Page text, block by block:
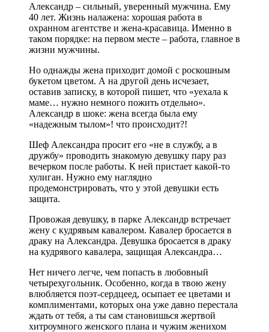
Александр – сильный, уверенный мужчина. Ему
40 лет. Жизнь налажена: хорошая работа в
охранном агентстве и жена-красавица. Именно в
таком порядке: на первом месте – работа, главное в
жизни мужчины.
Но однажды жена приходит домой с роскошным
букетом цветом. А на другой день исчезает,
оставив записку, в которой пишет, что «уехала к
маме… нужно немного пожить отдельно».
Александр в шоке: жена всегда была ему
«надежным тылом»! что происходит?!
Шеф Александра просит его «не в службу, а в
дружбу» проводить знакомую девушку пару раз
вечерком после работы. К ней пристает какой-то
хулиган. Нужно ему наглядно
продемонстрировать, что у этой девушки есть
защита.
Провожая девушку, в парке Александр встречает
жену с кудрявым кавалером. Кавалер бросается в
драку на Александра. Девушка бросается в драку
на кудрявого кавалера, защищая Александра…
Нет ничего легче, чем попасть в любовный
четырехугольник. Особенно, когда в твою жену
влюбляется поэт-сердцеед, осыпает ее цветами и
комплиментами, которых она уже давно перестала
ждать от тебя, а ты сам становишься жертвой
хитроумного женского плана и чужим женихом